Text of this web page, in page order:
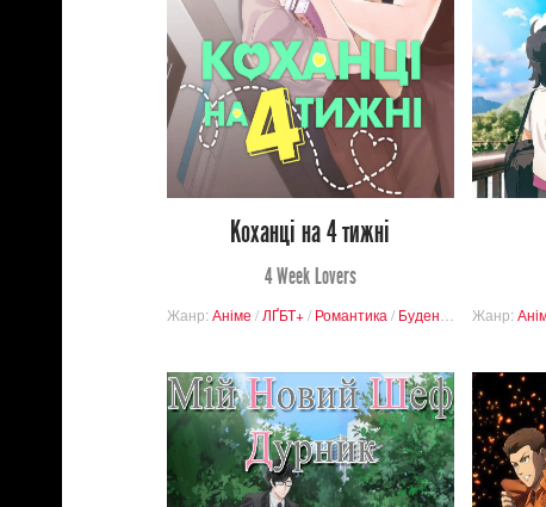
Переглядів
0 14
Коханці на 4 тижні
4 Week Lovers
Жанр: Аніме / ЛҐБТ+/ Романтика / Буденність /БЛ
Жанр: